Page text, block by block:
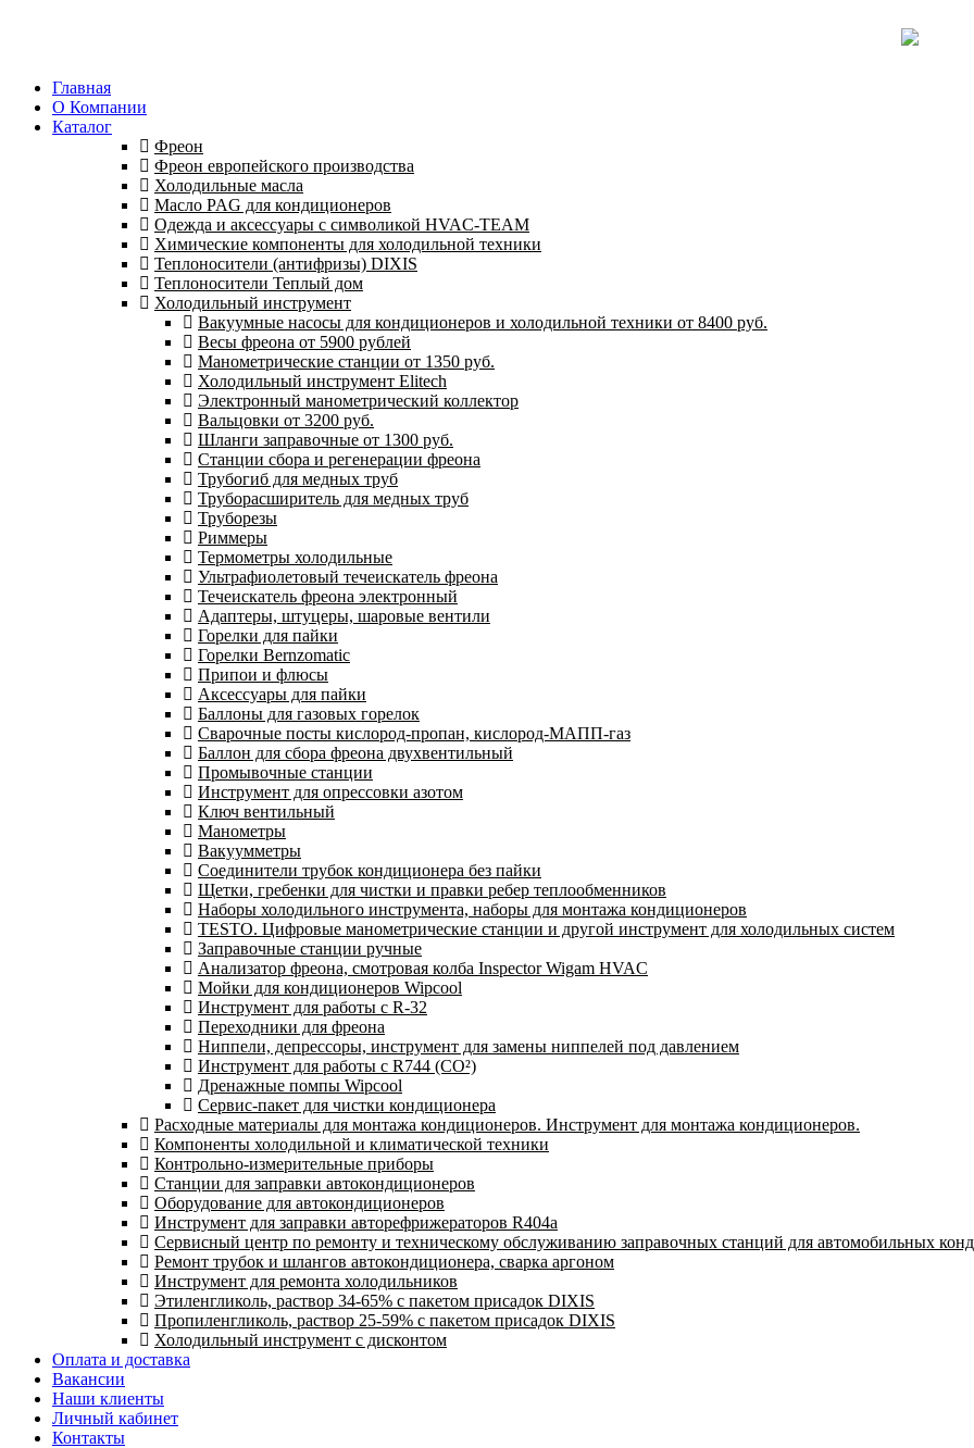
Главная
О Компании
Каталог
Фреон
Фреон европейского производства
Холодильные масла
Масло PAG для кондиционеров
Одежда и аксессуары с символикой HVAC-TEAM
Химические компоненты для холодильной техники
Теплоносители (антифризы) DIXIS
Теплоносители Теплый дом
Холодильный инструмент
Вакуумные насосы для кондиционеров и холодильной техники от 8400 руб.
Весы фреона от 5900 рублей
Манометрические станции от 1350 руб.
Холодильный инструмент Elitech
Электронный манометрический коллектор
Вальцовки от 3200 руб.
Шланги заправочные от 1300 руб.
Станции сбора и регенерации фреона
Трубогиб для медных труб
Труборасширитель для медных труб
Труборезы
Риммеры
Термометры холодильные
Ультрафиолетовый течеискатель фреона
Течеискатель фреона электронный
Адаптеры, штуцеры, шаровые вентили
Горелки для пайки
Горелки Bernzomatic
Припои и флюсы
Аксессуары для пайки
Баллоны для газовых горелок
Сварочные посты кислород-пропан, кислород-МАПП-газ
Баллон для сбора фреона двухвентильный
Промывочные станции
Инструмент для опрессовки азотом
Ключ вентильный
Манометры
Вакуумметры
Соединители трубок кондиционера без пайки
Щетки, гребенки для чистки и правки ребер теплообменников
Наборы холодильного инструмента, наборы для монтажа кондиционеров
TESTO. Цифровые манометрические станции и другой инструмент для холодильных систем
Заправочные станции ручные
Анализатор фреона, смотровая колба Inspector Wigam HVAC
Мойки для кондиционеров Wipcool
Инструмент для работы с R-32
Переходники для фреона
Ниппели, депрессоры, инструмент для замены ниппелей под давлением
Инструмент для работы с R744 (CO²)
Дренажные помпы Wipcool
Сервис-пакет для чистки кондиционера
Расходные материалы для монтажа кондиционеров. Инструмент для монтажа кондиционеров.
Компоненты холодильной и климатической техники
Контрольно-измерительные приборы
Станции для заправки автокондиционеров
Оборудование для автокондиционеров
Инструмент для заправки авторефрижераторов R404a
Сервисный центр по ремонту и техническому обслуживанию заправочных станций для автомобильных
Ремонт трубок и шлангов автокондиционера, сварка аргоном
Инструмент для ремонта холодильников
Этиленгликоль, раствор 34-65% с пакетом присадок DIXIS
Пропиленгликоль, раствор 25-59% с пакетом присадок DIXIS
Холодильный инструмент с дисконтом
Оплата и доставка
Вакансии
Наши клиенты
Личный кабинет
Контакты